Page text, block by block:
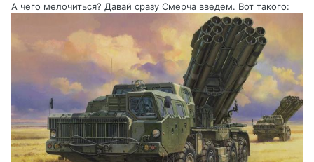
А чего мелочиться? Давай сразу Смерча введем. Вот такого: